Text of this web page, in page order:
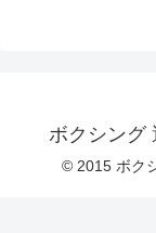
ボクシン
© 2015 ボク